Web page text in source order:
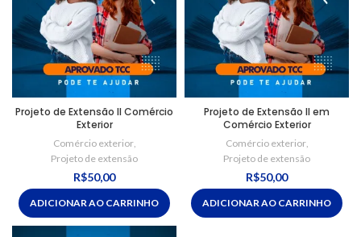
Projeto de Extensão II Comércio
Exterior
Comércio exterior,
Projeto de extensão
R$50,00
ADICIONAR AO CARRINHO
Projeto de Extensão II em
Comércio Exterior
Comércio exterior,
Projeto de extensão
R$50,00
ADICIONAR AO CARRINHO